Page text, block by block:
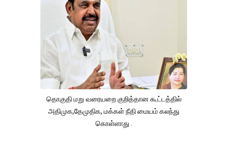
தொகுதி மறு வரையறை குறித்தான கூட்டத்தில்
அதிமுக,தேமுதிக, மக்கள் நீதி மையம் கலந்து
கொள்ளாது .